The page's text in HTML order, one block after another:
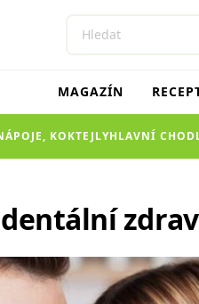
MAGAZÍN
KOKTEJLYHLAVNÍ CHOD